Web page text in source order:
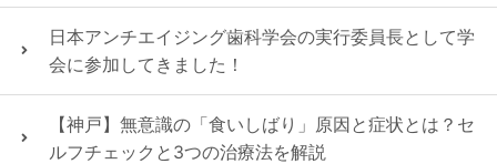
日本アンチエイジング歯科学会の実行委員長として学
会に参加してきました！
【神戸】無意識の「食いしばり」原因と症状とは？セ
ルフチェックと3つの治療法を解説